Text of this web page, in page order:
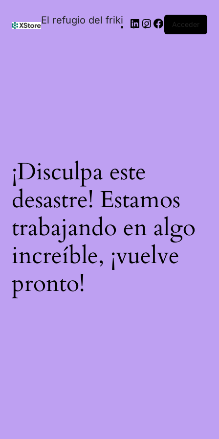
El refugio del friki Acceder
¡Disculpa este
desastre! Estamos
trabajando en algo
increíble, ¡vuelve
pronto!